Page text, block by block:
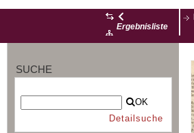
Ergebnisliste
SUCHE
OK
Detailsuche